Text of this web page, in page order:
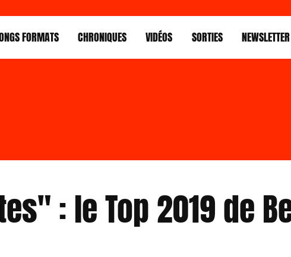
FORMATS CHRONIQUES VIDÉOS SORTIES NEWSLETTER
: le Top 2019 de